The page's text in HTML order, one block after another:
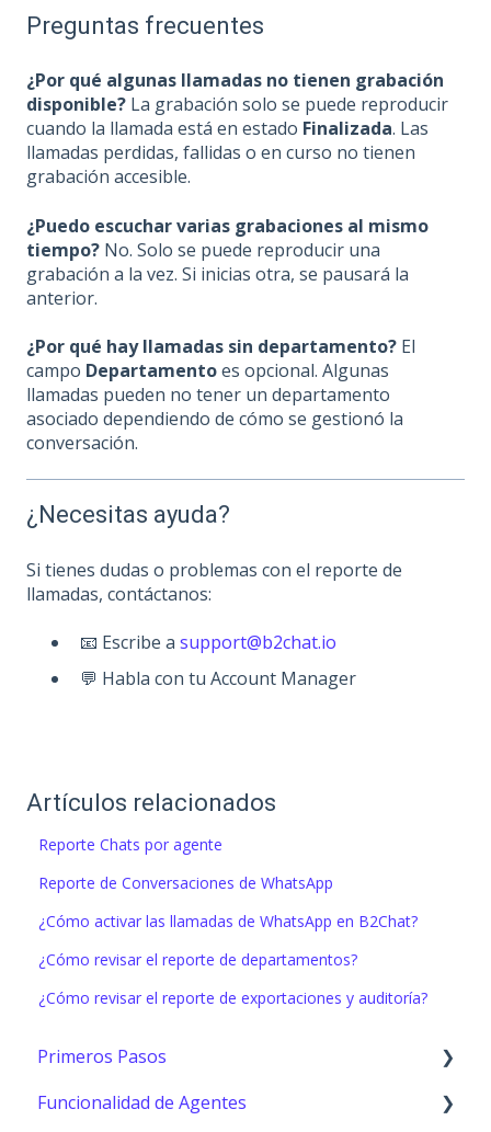
Preguntas frecuentes
¿Por qué algunas llamadas no tienen grabación
disponible? La grabación solo se puede reproducir
cuando la llamada está en estado Finalizada. Las
llamadas perdidas, fallidas o en curso no tienen
grabación accesible.
¿Puedo escuchar varias grabaciones al mismo
tiempo? No. Solo se puede reproducir una
grabación a la vez. Si inicias otra, se pausará la
anterior.
¿Por qué hay llamadas sin departamento? El
campo Departamentoes opcional. Algunas
llamadas pueden no tener un departamento
asociado dependiendo de cómo se gestionó la
conversación.
¿Necesitas ayuda?
Si tienes dudas o problemas con el reporte de
llamadas, contáctanos:
📧 Escribe a support@b2chat.io
💬 Habla con tu Account Manager
Artículos relacionados
Reporte Chats por agente
Reporte de Conversaciones de WhatsApp
¿Cómo activar las llamadas de WhatsApp en B2Chat?
¿Cómo revisar el reporte de departamentos?
¿Cómo revisar el reporte de exportaciones y auditoría?
Primeros Pasos
Primeros pasos
Funcionalidad de Agentes